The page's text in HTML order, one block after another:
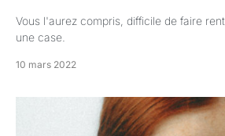
Vous l'aurez compris, difficile de faire
une case.
10 mars 2022